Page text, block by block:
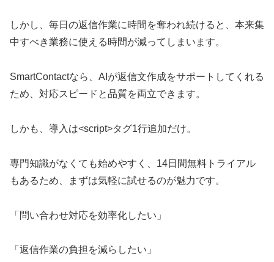
しかし、毎日の返信作業に時間を奪われ続けると、本来集
中すべき業務に使える時間が減ってしまいます。
SmartContactなら、AIが返信文作成をサポートしてくれる
ため、対応スピードと品質を両立できます。
しかも、導入は<script>タグ1行追加だけ。
専門知識がなくても始めやすく、14日間無料トライアル
もあるため、まずは気軽に試せるのが魅力です。
「問い合わせ対応を効率化したい」
「返信作業の負担を減らしたい」